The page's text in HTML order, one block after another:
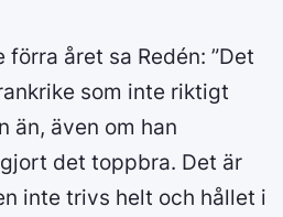
året sa Redén: ”Det
som inte riktigt
än, även om han
det toppbra. Det är
inte trivs helt och hållet i